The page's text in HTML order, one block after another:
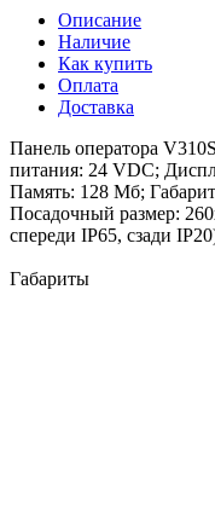
Описание
Наличие
Как купить
Оплата
Доставка
Панель оператора
питания: 24 VDC;
Память: 128 Мб;
Посадочный размер:
cпереди IP65, сзади
Габариты